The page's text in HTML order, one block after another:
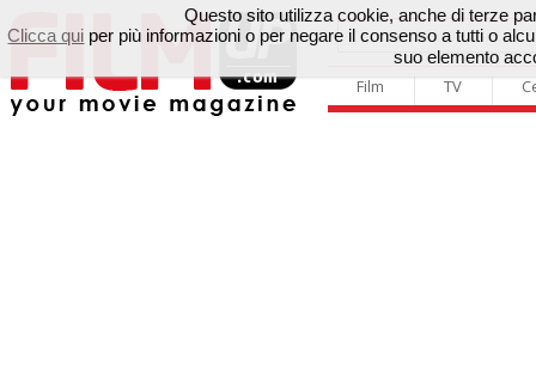
Film TV
Questo sito utilizza cookie, anche di terze
Clicca qui per più informazioni o per negare il consenso a tutti o
suo elemento